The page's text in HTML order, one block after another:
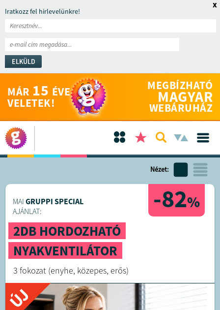
Iratkozz fel hírlevelünkre!
ELKÜLD
x
MÁR 15 ÉVE
VELETEK!
MEGBÍZHATÓ
MAGYAR
WEBÁRUHÁZ
Nézet:
-82%
MAI GRUPPI SPECIAL
AJÁNLAT:
2DB HORDOZHATÓ
NYAKVENTILÁTOR
3 fokozat (enyhe, közepes, erős)
ÚJ